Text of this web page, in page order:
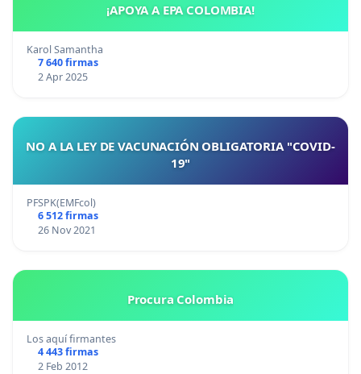
¡APOYA A EPA COLOMBIA!
Karol Samantha
7 640 firmas
2 Apr 2025
NO A LA LEY DE VACUNACIÓN OBLIGATORIA "COVID-
19"
PFSPK(EMFcol)
6 512 firmas
26 Nov 2021
Procura Colombia
Los aquí firmantes
4 443 firmas
2 Feb 2012